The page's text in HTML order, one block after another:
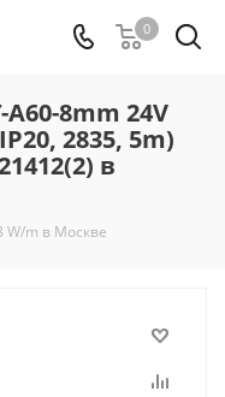
0
8mm 24V
2835, 5m)
в
W/m в Москве